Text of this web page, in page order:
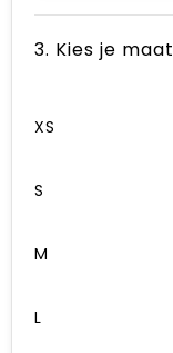
3. Kies je maat
XS
S
M
L